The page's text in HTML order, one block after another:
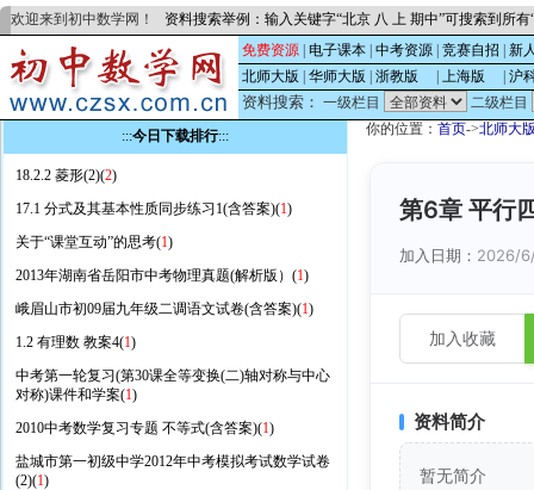
欢迎来到初中数学网！ 资料搜索举例：输入关键字“北京 八 上 期中”可搜索到所
免费资源 电子课本 中考资源 竞赛自招
新
北师大版
华师大版 浙教版 上海版 沪
资料搜索： 一级栏目
二级栏目
:::今日下载排行:::
18.2.2 菱形(2)(2)
17.1 分式及其基本性质同步练习1(含答案)(1)
关于“课堂互动”的思考(1)
2013年湖南省岳阳市中考物理真题(解析版）(1)
峨眉山市初09届九年级二调语文试卷(含答案)(1)
1.2 有理数 教案4(1)
中考第一轮复习(第30课全等变换(二)轴对称与中心
对称)课件和学案(1)
2010中考数学复习专题 不等式(含答案)(1)
盐城市第一初级中学2012年中考模拟考试数学试卷
(2)(1)
你的位置： 首页->北师大
第6章 平行
加入日期： 2026/
加入收藏
资料简介
暂无简介